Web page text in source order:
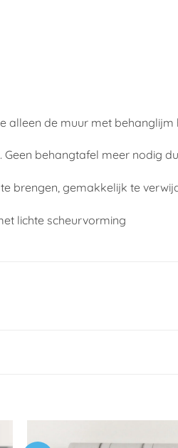
alleen de muur met behanglijm
behangtafel meer nodig
brengen, gemakkelijk te
lichte scheurvorming